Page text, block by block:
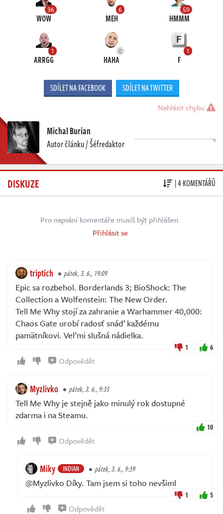
36
WOW
6
MEH
59
HMMM
1
ARRGG
0
HAHA
1
F
SDÍLET NA FACEBOOK SDÍLET NA TWITTER
Nahlásit chybu
Michal Burian
Autor článku / Šéfredaktor
DISKUZE | 4 KOMENTÁŘŮ
Pro napsání komentáře musíš být přihlášen.
Přihlásit se
triptich pátek, 3. 6., 19:09
Epic sa rozbehol. Borderlands 3; BioShock: The
Collection a Wolfenstein: The New Order.
Tell Me Why stojí za zahranie a Warhammer 40,000:
Chaos Gate urobí radosť snáď každému
pamätníkovi. Veľmi slušná nádielka.
1 6
Odpovědět
Myzlivko pátek, 3. 6., 9:35
Tell Me Why je stejně jako minulý rok dostupné
zdarma i na Steamu.
10
Odpovědět
Miky INDIAN pátek, 3. 6., 9:39
@Myzlivko Díky. Tam jsem si toho nevšiml
1 5
Odpovědět